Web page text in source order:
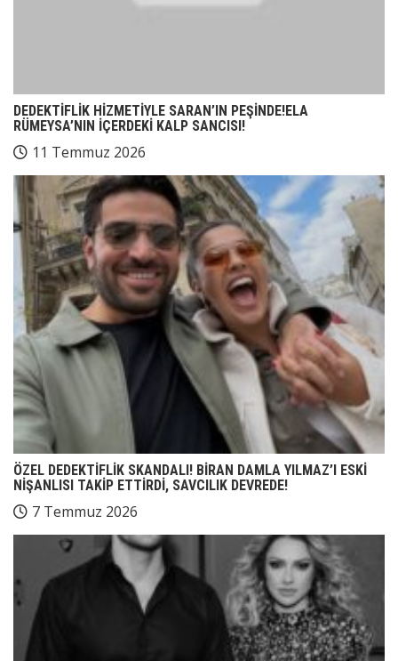
DEDEKTİFLİK HİZMETİYLE SARAN’IN PEŞİNDE!ELA
RÜMEYSA’NIN İÇERDEKİ KALP SANCISI!
11 Temmuz 2026
ÖZEL DEDEKTİFLİK SKANDALI! BİRAN DAMLA YILMAZ’I ESKİ
NİŞANLISI TAKİP ETTİRDİ, SAVCILIK DEVREDE!
7 Temmuz 2026